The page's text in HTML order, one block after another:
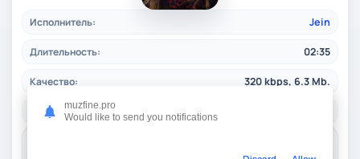
Исполнитель: Jein
Длительность: 02:35
Качество: 320 kbps, 6.3 Mb.
Жанр:
muzfine.pro
Would like to send you notifications